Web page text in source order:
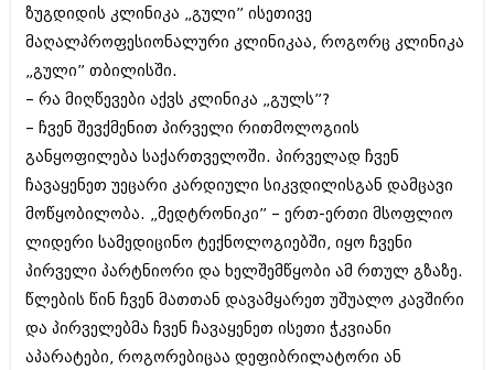
მარტი 2015 (365)
თებერვალი 2015 (286)
იანვარი 2015 (247)
დეკემბერი 2014 (342)
ნოემბერი 2014 (290)
ოქტომბერი 2014 (292)
სექტემბერი 2014 (394)
აგვისტო 2014 (248)
ივლისი 2014 (313)
ივნისი 2014 (366)
აპრილი 2014 (290)
მარტი 2014 (413)
თებერვალი 2014 (318)
იანვარი 2014 (297)
დეკემბერი 2013 (365)
ნოემბერი 2013 (279)
ზუგდიდის კლინიკა „გული” ისეთივე
მაღალპროფესიონალური კლინიკაა, როგორც კლინიკა
„გული” თბილისში.
– რა მიღწევები აქვს კლინიკა „გულს”?
– ჩვენ შევქმენით პირველი რითმოლოგიის
განყოფილება საქართველოში. პირველად ჩვენ
ჩავაყენეთ უეცარი კარდიული სიკვდილისგან დამცავი
მოწყობილობა. „მედტრონიკი” – ერთ-ერთი მსოფლიო
ლიდერი სამედიცინო ტექნოლოგიებში, იყო ჩვენი
პირველი პარტნიორი და ხელშემწყობი ამ რთულ გზაზე.
წლების წინ ჩვენ მათთან დავამყარეთ უშუალო კავშირი
და პირველებმა ჩვენ ჩავაყენეთ ისეთი ჭკვიანი
აპარატები, როგორებიცაა დეფიბრილატორი ან